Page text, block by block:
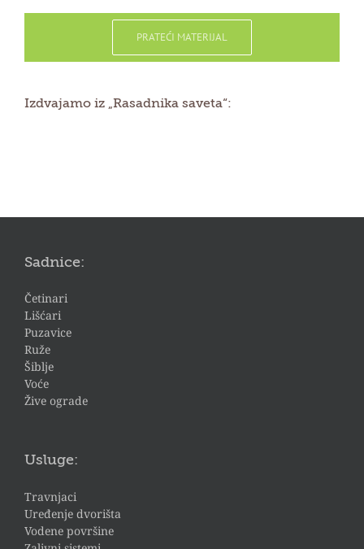
PRATEĆI MATERIJAL
Izdvajamo iz „Rasadnika saveta“:
Sadnice:
Četinari
Lišćari
Puzavice
Ruže
Šiblje
Voće
Žive ograde
Usluge:
Travnjaci
Uređenje dvorišta
Vodene površine